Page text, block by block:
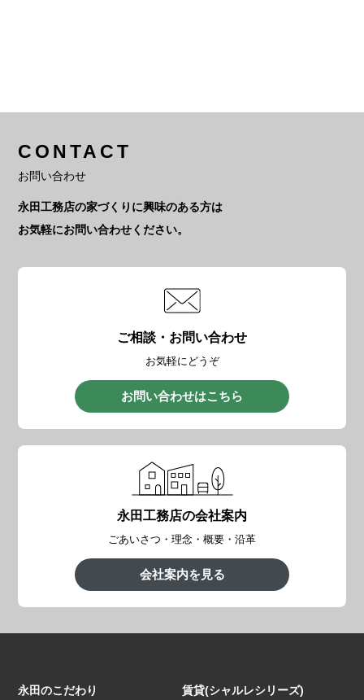
CONTACT
お問い合わせ
永田工務店の家づくりに興味のある方は
お気軽にお問い合わせください。
ご相談・お問い合わせ
お気軽にどうぞ
お問い合わせはこちら
永田工務店の会社案内
ごあいさつ・理念・概要・沿革
会社案内を見る
永田のこだわり 賃貸(シャルレシリーズ)